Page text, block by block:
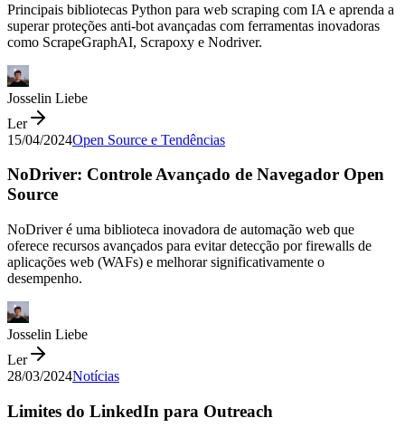
Principais bibliotecas Python para web scraping com IA e aprenda a
superar proteções anti-bot avançadas com ferramentas inovadoras
como ScrapeGraphAI, Scrapoxy e Nodriver.
Josselin Liebe
Ler
15/04/2024Open Source e Tendências
NoDriver: Controle Avançado de Navegador Open
Source
NoDriver é uma biblioteca inovadora de automação web que
oferece recursos avançados para evitar detecção por firewalls de
aplicações web (WAFs) e melhorar significativamente o
desempenho.
Josselin Liebe
Ler
28/03/2024Notícias
Limites do LinkedIn para Outreach